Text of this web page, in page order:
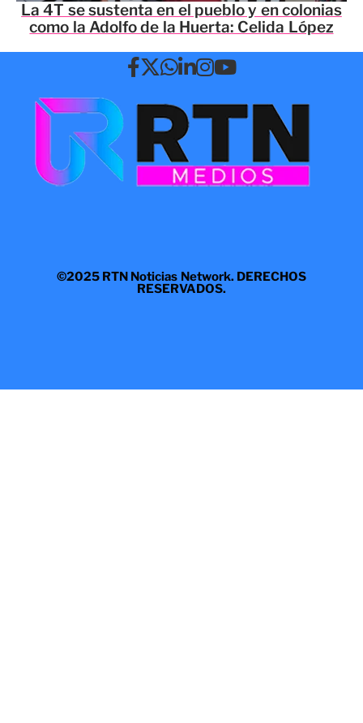
La 4T se sustenta en el pueblo y en colonias
como la Adolfo de la Huerta: Celida López
©2025 RTN Noticias Network. DERECHOS
RESERVADOS.